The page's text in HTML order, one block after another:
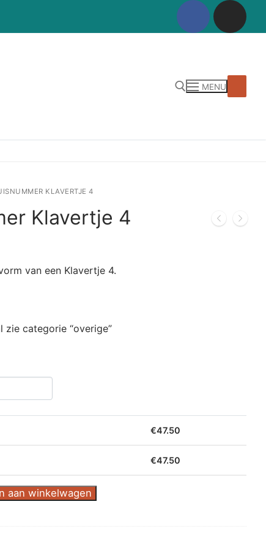
MENU
KLAVERTJE 4
Klavertje 4
van een Klavertje 4.
zie categorie “overige”
€47.50
€47.50
aan winkelwagen